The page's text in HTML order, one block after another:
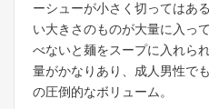
ーシューが小さく切ってはあ
い大きさのものが大量に入っ
べないと麺をスープに入れら
量がかなりあり、成人男性で
の圧倒的なボリューム。